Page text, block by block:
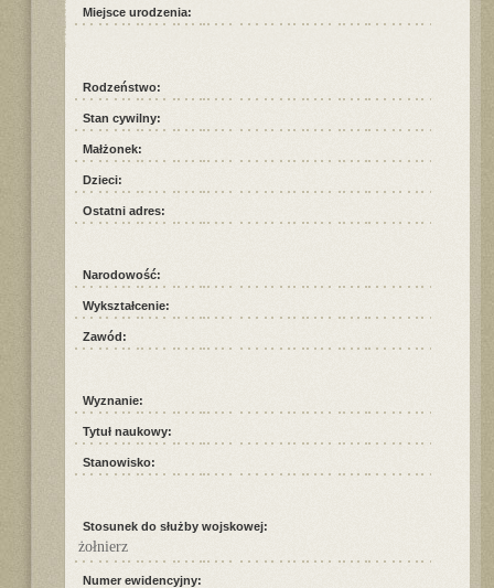
Miejsce urodzenia:
Rodzeństwo:
Stan cywilny:
Małżonek:
Dzieci:
Ostatni adres:
Narodowość:
Wykształcenie:
Zawód:
Wyznanie:
Tytuł naukowy:
Stanowisko:
Stosunek do służby wojskowej:
żołnierz
Numer ewidencyjny: